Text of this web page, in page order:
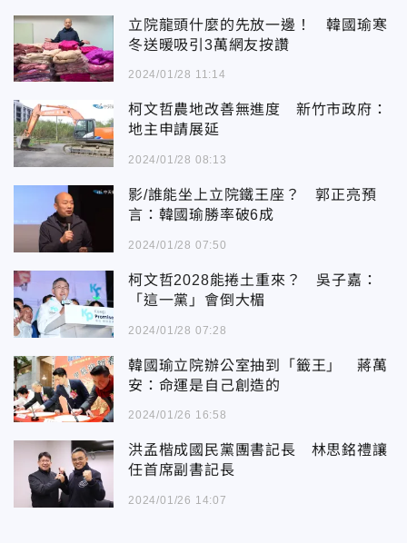
立院龍頭什麼的先放一邊！ 韓國瑜寒
冬送暖吸引3萬網友按讚
2024/01/28 11:14
柯文哲農地改善無進度 新竹市政府：
地主申請展延
2024/01/28 08:13
影/誰能坐上立院鐵王座？ 郭正亮預
言：韓國瑜勝率破6成
2024/01/28 07:50
柯文哲2028能捲土重來？ 吳子嘉：
「這一黨」會倒大楣
2024/01/28 07:28
韓國瑜立院辦公室抽到「籤王」 蔣萬
安：命運是自己創造的
2024/01/26 16:58
洪孟楷成國民黨團書記長 林思銘禮讓
任首席副書記長
2024/01/26 14:07